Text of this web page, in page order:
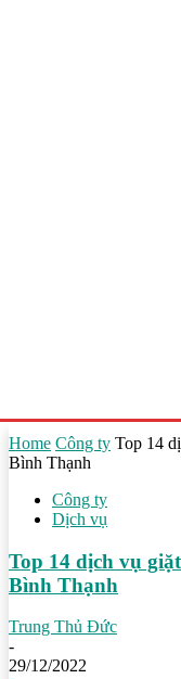
Home Công ty Top 14
Bình Thạnh
Công ty
Dịch vụ
Top 14 dịch vụ
Bình Thạnh
Trung Thủ Đức
-
29/12/2022